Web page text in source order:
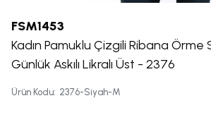
FSM1453
Kadın Pamuklu Çizgili Ribana Örme
Günlük Askılı Likralı Üst - 2376
Ürün Kodu: 2376-Siyah-M